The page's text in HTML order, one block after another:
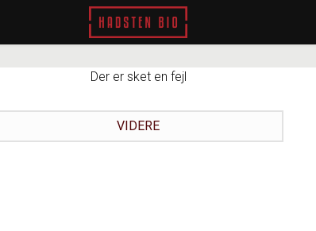
Hadsten Bio
Der er sket en fejl
VIDERE